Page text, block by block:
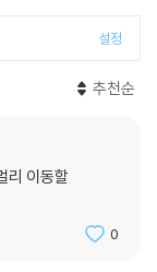
설정
추천순
리 이동할
0